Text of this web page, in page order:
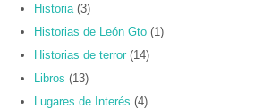
Historia (3)
Historias de León Gto (1)
Historias de terror (14)
Libros (13)
Lugares de Interés (4)